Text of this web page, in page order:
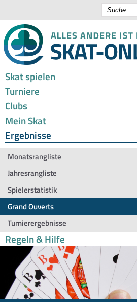
Skat spielen
Turniere
Clubs
Mein Skat
Ergebnisse
Monatsrangliste
Jahresrangliste
Spielerstatistik
Grand Ouverts
Turnierergebnisse
Regeln & Hilfe